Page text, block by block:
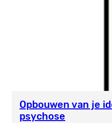
Opbouwen van je
psychose